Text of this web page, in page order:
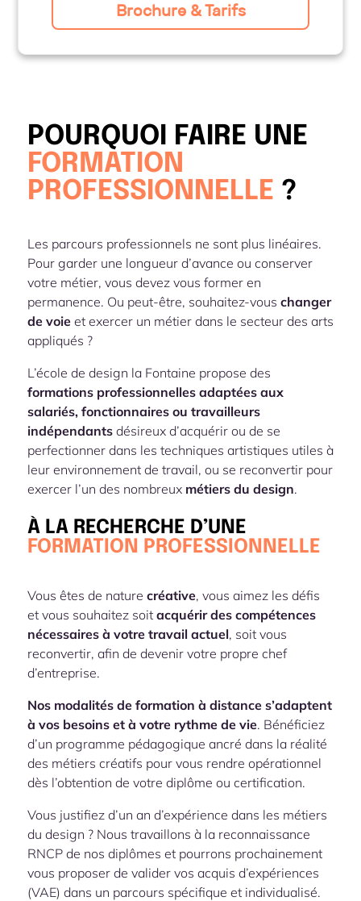
POURQUOI FAIRE UNE
FORMATION
PROFESSIONNELLE ?
Les parcours professionnels ne sont plus linéaires.
Pour garder une longueur d’avance ou conserver
votre métier, vous devez vous former en
permanence. Ou peut-être, souhaitez-vous changer
de voieet exercer un métier dans le secteur des arts
appliqués ?
L’école de design la Fontaine propose des
formations professionnelles adaptées aux
salariés, fonctionnaires ou travailleurs
indépendantsdésireux d’acquérir ou de se
perfectionner dans les techniques artistiques utiles à
leur environnement de travail, ou se reconvertir pour
exercer l’un des nombreux métiers du design.
À LA RECHERCHE D’UNE
FORMATION PROFESSIONNELLE
Vous êtes de nature créative, vous aimez les défis
et vous souhaitez soit acquérir des compétences
nécessaires à votre travail actuel, soit vous
reconvertir, afin de devenir votre propre chef
d’entreprise.
Nos modalités de formation à distance s’adaptent
à vos besoins et à votre rythme de vie. Bénéficiez
d’un programme pédagogique ancré dans la réalité
des métiers créatifs pour vous rendre opérationnel
dès l’obtention de votre diplôme ou certification.
Vous justifiez d’un an d’expérience dans les métiers
du design ? Nous travaillons à la reconnaissance
RNCP de nos diplômes et pourrons prochainement
vous proposer de valider vos acquis d’expériences
(VAE) dans un parcours spécifique et individualisé.
Brochure & Tarifs